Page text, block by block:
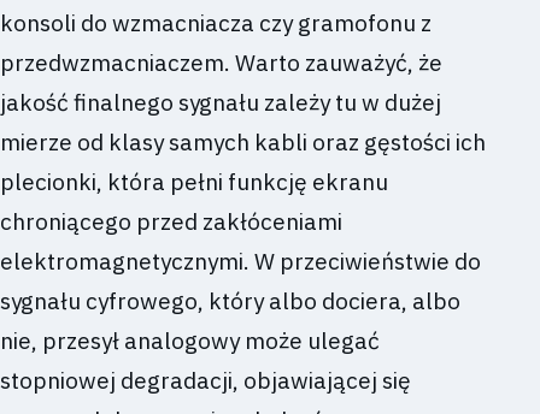
konsoli do wzmacniacza czy gramofonu z
przedwzmacniaczem. Warto zauważyć, że
jakość finalnego sygnału zależy tu w dużej
mierze od klasy samych kabli oraz gęstości ich
plecionki, która pełni funkcję ekranu
chroniącego przed zakłóceniami
elektromagnetycznymi. W przeciwieństwie do
sygnału cyfrowego, który albo dociera, albo
nie, przesył analogowy może ulegać
stopniowej degradacji, objawiającej się